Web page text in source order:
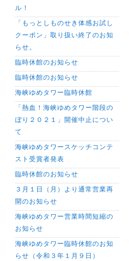
ル！
「もっとしものせき体感お試し
クーポン」取り扱い終了のお知
らせ。
臨時休館のお知らせ
臨時休館のお知らせ
海峡ゆめタワー臨時休館
「熱血！海峡ゆめタワー階段の
ぼり２０２１」開催中止につい
て
海峡ゆめタワースケッチコンテ
スト受賞者発表
臨時休館のお知らせ
３月１日（月）より通常営業再
開のお知らせ
海峡ゆめタワー営業時間短縮の
お知らせ
海峡ゆめタワー臨時休館のお知
らせ（令和３年１月９日）